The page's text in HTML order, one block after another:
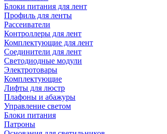
Блоки питания для лент
Профиль для ленты
Рассеиватели
Контроллеры для лент
Комплектующие для лент
Соединители для лент
Светодиодные модули
Электротовары
Комплектующие
Лифты для люстр
Плафоны и абажуры
Управление светом
Блоки питания
Патроны